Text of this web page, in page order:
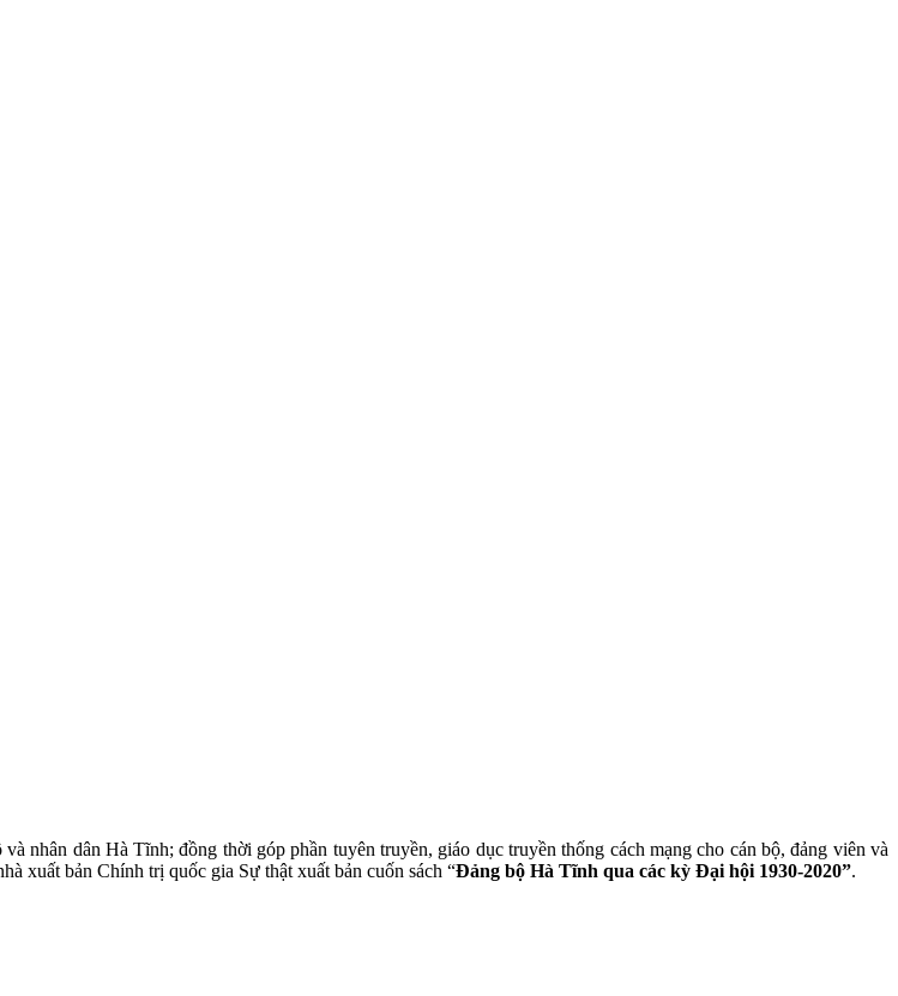
nhân dân Hà Tĩnh; đồng thời góp phần tuyên truyền, giáo dục truyền thống cách mạng cho cán bộ, đảng viên và
xuất bản Chính trị quốc gia Sự thật xuất bản cuốn sách “Đảng bộ Hà Tĩnh qua các kỳ Đại hội 1930-2020”.